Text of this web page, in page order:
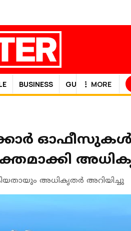
BUSINESS GULF NEWS
MORE
ഓഫീസുകൾ
അധികൃതര്‍ അറിയിച്ചു